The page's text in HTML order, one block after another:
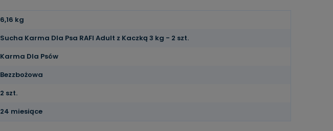
6,16 kg
Sucha Karma Dla Psa RAFI Adult z Kaczką 3 kg - 2 szt.
Karma Dla Psów
Bezzbożowa
2 szt.
24 miesiące